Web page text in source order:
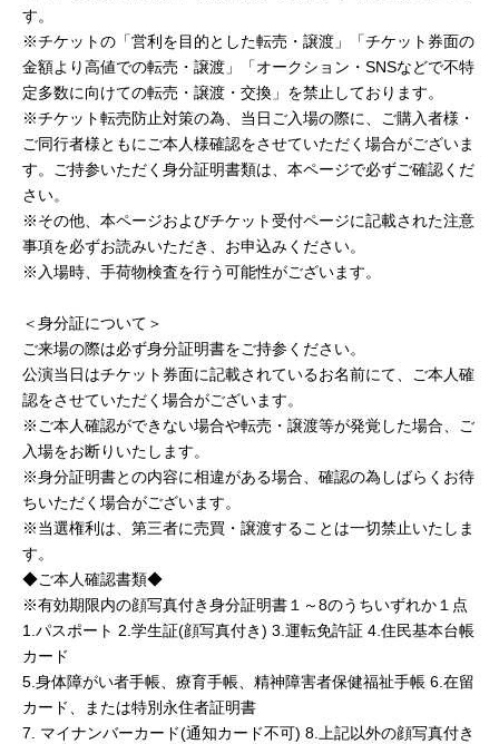
す。
※チケットの「営利を目的とした転売・譲渡」「チケット券面の
金額より高値での転売・譲渡」「オークション・SNSなどで不特
定多数に向けての転売・譲渡・交換」を禁止しております。
※チケット転売防止対策の為、当日ご入場の際に、ご購入者様・
ご同行者様ともにご本人様確認をさせていただく場合がございま
す。ご持参いただく身分証明書類は、本ページで必ずご確認くだ
さい。
※その他、本ページおよびチケット受付ページに記載された注意
事項を必ずお読みいただき、お申込みください。
※入場時、手荷物検査を行う可能性がございます。
＜身分証について＞
ご来場の際は必ず身分証明書をご持参ください。
公演当日はチケット券面に記載されているお名前にて、ご本人確
認をさせていただく場合がございます。
※ご本人確認ができない場合や転売・譲渡等が発覚した場合、ご
入場をお断りいたします。
※身分証明書との内容に相違がある場合、確認の為しばらくお待
ちいただく場合がございます。
※当選権利は、第三者に売買・譲渡することは一切禁止いたしま
す。
◆ご本人確認書類◆
※有効期限内の顔写真付き身分証明書１～8のうちいずれか１点
1.パスポート 2.学生証(顔写真付き) 3.運転免許証 4.住民基本台帳
カード
5.身体障がい者手帳、療育手帳、精神障害者保健福祉手帳 6.在留
カード、または特別永住者証明書
7. マイナンバーカード(通知カード不可) 8.上記以外の顔写真付き